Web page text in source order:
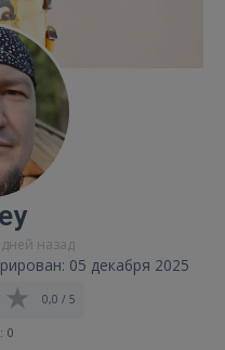
назад
05 декабря 2025
0,0 / 5
0